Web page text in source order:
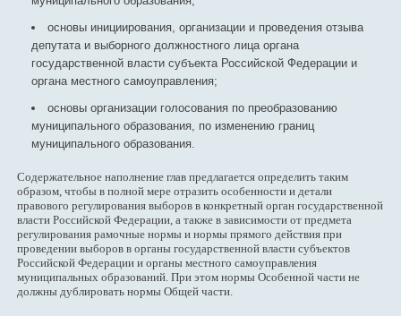
основы инициирования, организации и проведения отзыва
депутата и выборного должностного лица органа
государственной власти субъекта Российской Федерации и
органа местного самоуправления;
основы организации голосования по преобразованию
муниципального образования, по изменению границ
муниципального образования.
Содержательное наполнение глав предлагается определить таким
образом, чтобы в полной мере отразить особенности и детали
правового регулирования выборов в конкретный орган государственной
власти Российской Федерации, а также в зависимости от предмета
регулирования рамочные нормы и нормы прямого действия при
проведении выборов в органы государственной власти субъектов
Российской Федерации и органы местного самоуправления
муниципальных образований. При этом нормы Особенной части не
должны дублировать нормы Общей части.